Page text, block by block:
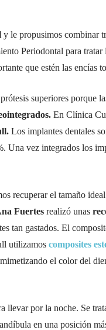
y le propusimos combinar
Periodontal para
que estén las encías
superiores porque
En Clínica
Los implantes dentales
Una vez integrados los
recuperar el tamaño
Fuertesrealizó unas
tan gastados. El
utilizamos composites
el color del
llevar por la noche. Se
en una posición